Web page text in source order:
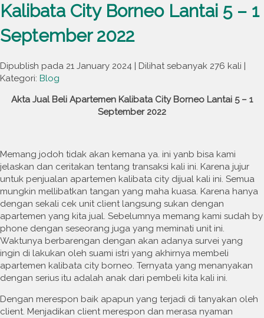
Kalibata City Borneo Lantai 5 – 1
September 2022
Dipublish pada 21 January 2024 | Dilihat sebanyak 276 kali |
Kategori: Blog
Akta Jual Beli Apartemen Kalibata City Borneo Lantai 5 – 1
September 2022
Memang jodoh tidak akan kemana ya. ini yanb bisa kami
jelaskan dan ceritakan tentang transaksi kali ini. Karena jujur
untuk penjualan apartemen kalibata city dijual kali ini. Semua
mungkin mellibatkan tangan yang maha kuasa. Karena hanya
dengan sekali cek unit client langsung sukan dengan
apartemen yang kita jual. Sebelumnya memang kami sudah by
phone dengan seseorang juga yang meminati unit ini.
Waktunya berbarengan dengan akan adanya survei yang
ingin di lakukan oleh suami istri yang akhirnya membeli
apartemen kalibata city borneo. Ternyata yang menanyakan
dengan serius itu adalah anak dari pembeli kita kali ini.
Dengan merespon baik apapun yang terjadi di tanyakan oleh
client. Menjadikan client merespon dan merasa nyaman